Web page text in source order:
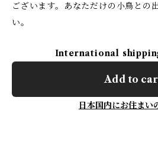
ございます。あなただけの小鳥との
い。
International
Add to
日本国内にお住まい